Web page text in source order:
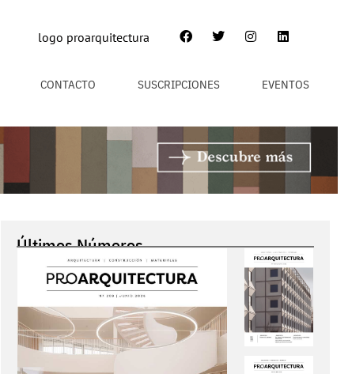
CONTACTO SUSCRIPCIONES EVENTOS
Últimos Números